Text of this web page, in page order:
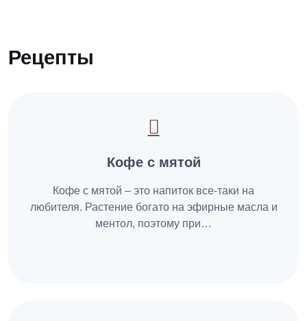
Рецепты
Кофе с мятой
Кофе с мятой – это напиток все-таки на
любителя. Растение богато на эфирные масла и
ментол, поэтому при…